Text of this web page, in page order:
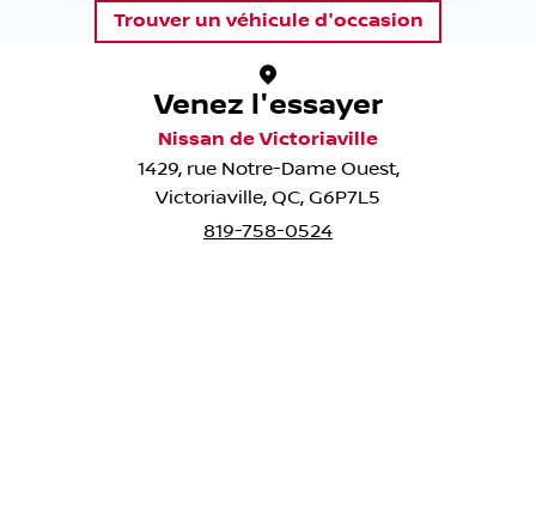
Trouver un véhicule d'occasion
Venez l'essayer
Nissan de Victoriaville
1429, rue Notre-Dame Ouest,
Victoriaville, QC, G6P7L5
819-758-0524